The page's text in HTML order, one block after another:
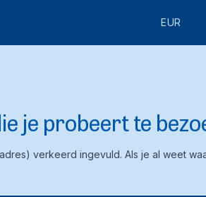
EUR
je probeert te
verkeerd ingevuld. Als je al weet